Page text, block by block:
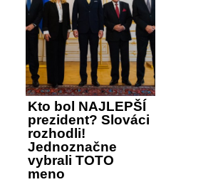
Kto bol NAJLEPŠÍ
prezident? Slováci
rozhodli!
Jednoznačne
vybrali TOTO
meno